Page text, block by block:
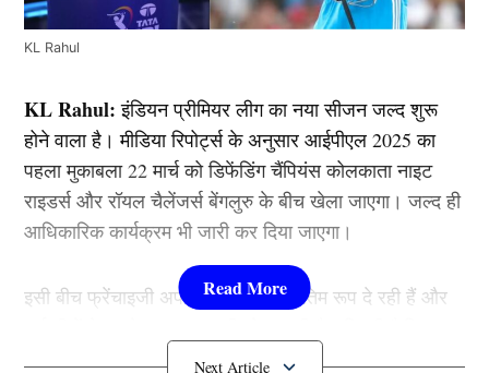
KL Rahul
KL Rahul: इंडियन प्रीमियर लीग का नया सीजन जल्द शुरू
होने वाला है। मीडिया रिपोर्ट्स के अनुसार आईपीएल 2025 का
पहला मुकाबला 22 मार्च को डिफेंडिंग चैंपियंस कोलकाता नाइट
राइडर्स और रॉयल चैलेंजर्स बेंगलुरु के बीच खेला जाएगा। जल्द ही
आधिकारिक कार्यक्रम भी जारी कर दिया जाएगा।
इसी बीच फ्रेंचाइजी अपनी तैयारियों को अंतिम रूप दे रही हैं और
के खेमे से भी एक चौंकाने वाली खबर सामने आई है।